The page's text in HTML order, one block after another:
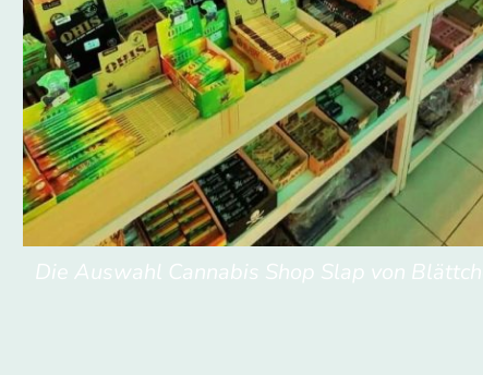
Die Auswahl Cannabis Shop Slap von